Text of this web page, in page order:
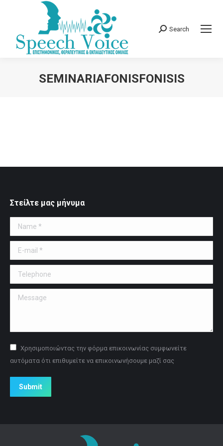
Search:
Search
SEMINARIAFONISFONISIS
Στείλτε μας μήνυμα
Name *
E-mail *
Telephone
Message
Χρησιμοποιώντας την φόρμα επικοινωνίας συμφωνείτε
αυτόματα ότι επιθυμείτε να επικοινωνήσουμε μαζί σας
Submit